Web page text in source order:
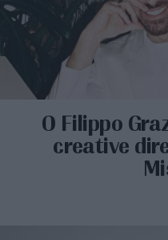
O Filippo
creative